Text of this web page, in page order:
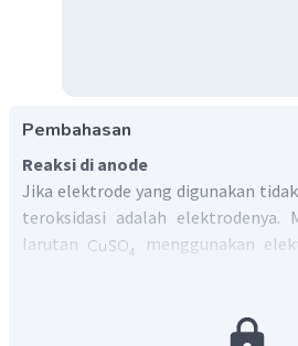
Pembahasan
Reaksi di anode
Jika elektrode yang digunakan
teroksidasi adalah elektrodenya.
larutan
menggunakan
Oleh karena itu, hasil yang